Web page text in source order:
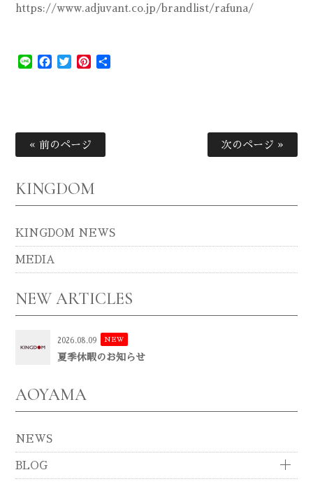
https://www.adjuvant.co.jp/brandlist/rafuna/
Line Facebook
TwitterPinterest
« 前のページ 次のページ »
KINGDOM
KINGDOM NEWS
MEDIA
NEW ARTICLES
2026.08.09 NEW
夏季休暇のお知らせ
AOYAMA
NEWS
BLOG